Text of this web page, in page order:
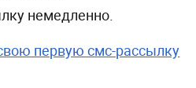
немедленно.
первую смс-рассылку